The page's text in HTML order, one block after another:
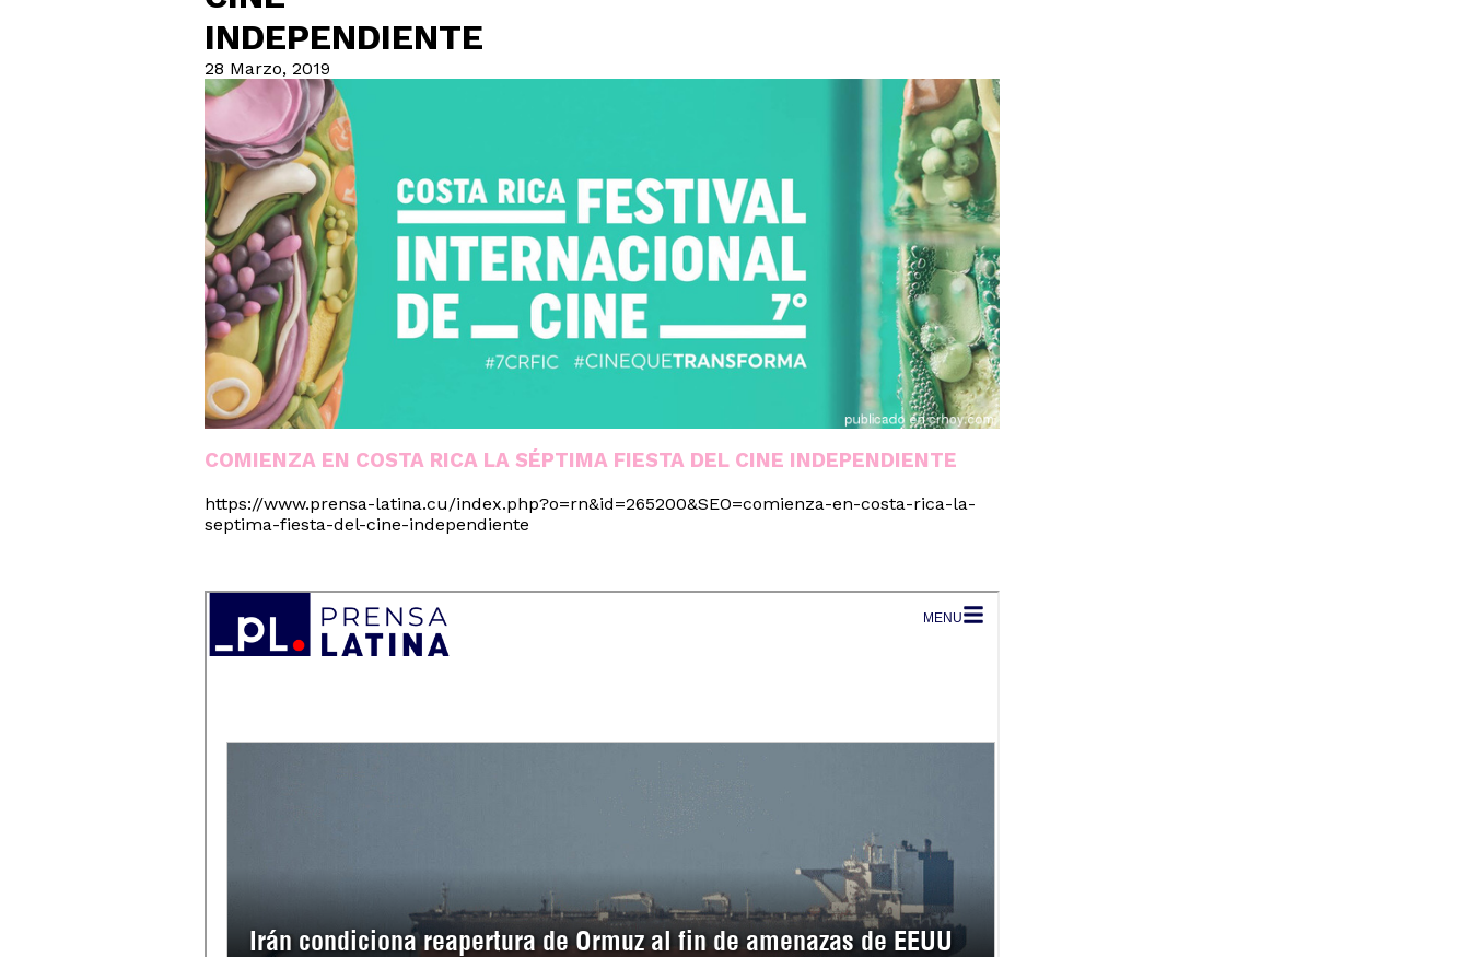
INDEPENDIENTE
28 Marzo, 2019
COMIENZA EN COSTA RICA LA SÉPTIMA FIESTA DEL CINE INDEPENDIENTE
https://www.prensa-latina.cu/index.php?o=rn&id=265200&SEO=comienza-en-costa-rica-la-
septima-fiesta-del-cine-independiente